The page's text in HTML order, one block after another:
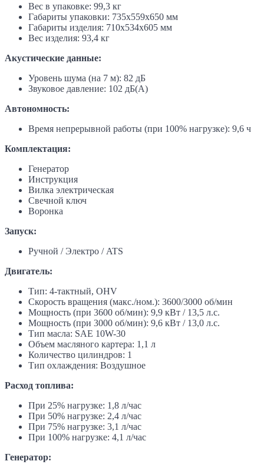
Вес в упаковке: 99,3 кг
Габариты упаковки: 735х559х650 мм
Габариты изделия: 710х534х605 мм
Вес изделия: 93,4 кг
Акустические данные:
Уровень шума (на 7 м): 82 дБ
Звуковое давление: 102 дБ(А)
Автономность:
Время непрерывной работы (при 100% нагрузке): 9,6 ч
Комплектация:
Генератор
Инструкция
Вилка электрическая
Свечной ключ
Воронка
Запуск:
Ручной / Электро / ATS
Двигатель:
Тип: 4-тактный, OHV
Скорость вращения (макс./ном.): 3600/3000 об/мин
Мощность (при 3600 об/мин): 9,9 кВт / 13,5 л.с.
Мощность (при 3000 об/мин): 9,6 кВт / 13,0 л.с.
Тип масла: SAE 10W-30
Объем масляного картера: 1,1 л
Количество цилиндров: 1
Тип охлаждения: Воздушное
Расход топлива:
При 25% нагрузке: 1,8 л/час
При 50% нагрузке: 2,4 л/час
При 75% нагрузке: 3,1 л/час
При 100% нагрузке: 4,1 л/час
Генератор: